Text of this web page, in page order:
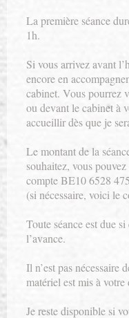
La première séance
1h.
Si vous arrivez avant
encore en
cabinet. Vous pourrez
ou devant le cabinet à
accueillir dès que je
Le montant de la
souhaitez, vous
compte BE10 6528
(si nécessaire, voici
Toute séance est due
l’avance.
Il n’est pas nécessaire
matériel est mis à
Je reste disponible si